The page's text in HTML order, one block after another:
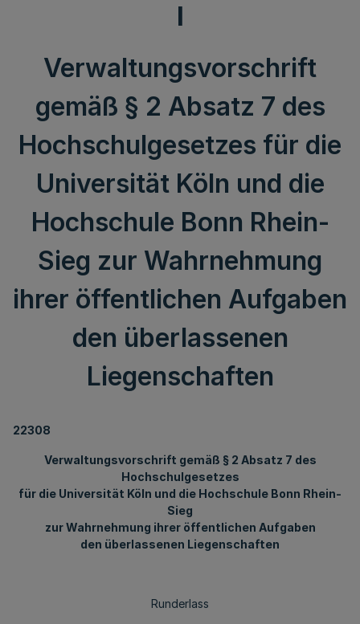
I
Verwaltungsvorschrift
gemäß § 2 Absatz 7 des
Hochschulgesetzes für die
Universität Köln und die
Hochschule Bonn­ Rhein-
Sieg zur Wahrnehmung
ihrer öffentlichen Aufgaben
den überlassenen
Liegenschaften
22308
Verwaltungsvorschrift gemäß § 2 Absatz 7 des
Hochschulgesetzes
für die Universität Köln und die Hochschule Bonn­ Rhein-
Sieg
zur Wahrnehmung ihrer öffentlichen Aufgaben
den überlassenen Liegenschaften
Runderlass